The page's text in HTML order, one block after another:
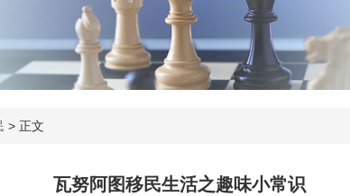
> 正文
瓦努阿图移民生活之趣味小常识